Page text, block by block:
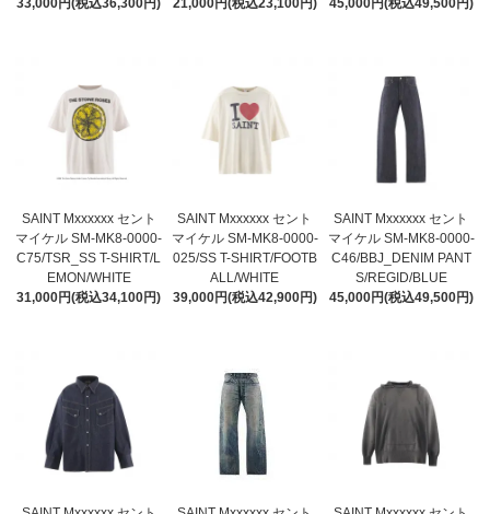
33,000円(税込36,300円)
21,000円(税込23,100円)
45,000円(税込49,500円)
SAINT Mxxxxxx セント
マイケル SM-MK8-0000-
C75/TSR_SS T-SHIRT/L
EMON/WHITE
31,000円(税込34,100円)
SAINT Mxxxxxx セント
マイケル SM-MK8-0000-
025/SS T-SHIRT/FOOTB
ALL/WHITE
39,000円(税込42,900円)
SAINT Mxxxxxx セント
マイケル SM-MK8-0000-
C46/BBJ_DENIM PANT
S/REGID/BLUE
45,000円(税込49,500円)